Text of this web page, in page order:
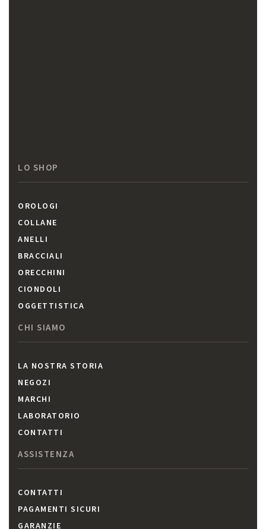
LO SHOP
OROLOGI
COLLANE
ANELLI
BRACCIALI
ORECCHINI
CIONDOLI
OGGETTISTICA
CHI SIAMO
LA NOSTRA STORIA
NEGOZI
MARCHI
LABORATORIO
CONTATTI
ASSISTENZA
CONTATTI
PAGAMENTI SICURI
GARANZIE